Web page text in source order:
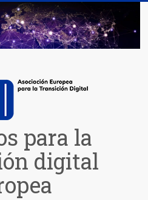
para la
digital